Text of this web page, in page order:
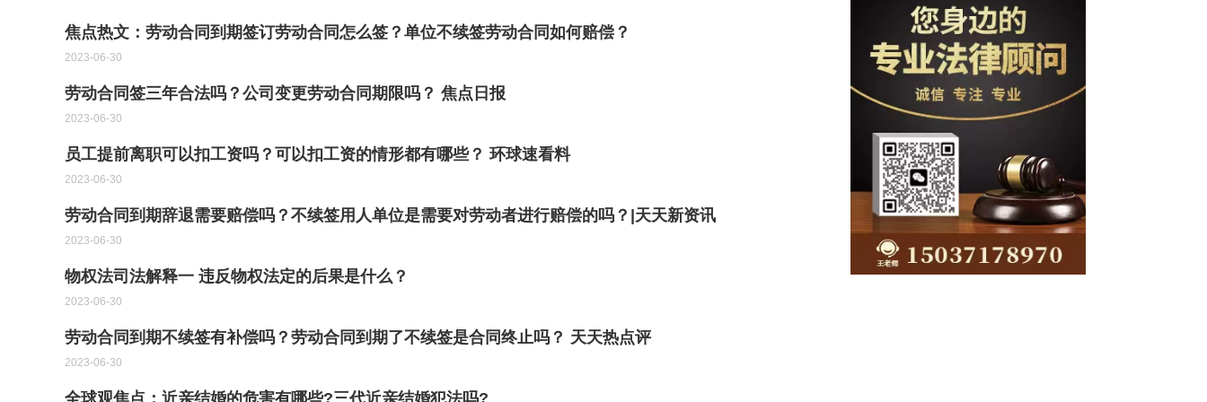
焦点热文：劳动合同到期签订劳动合同怎么签？单位不续签劳动合同如何赔偿？
2023-06-30
劳动合同签三年合法吗？公司变更劳动合同期限吗？ 焦点日报
2023-06-30
员工提前离职可以扣工资吗？可以扣工资的情形都有哪些？ 环球速看料
2023-06-30
劳动合同到期辞退需要赔偿吗？不续签用人单位是需要对劳动者进行赔偿的吗？|天天新资讯
2023-06-30
物权法司法解释一 违反物权法定的后果是什么？
2023-06-30
劳动合同到期不续签有补偿吗？劳动合同到期了不续签是合同终止吗？ 天天热点评
2023-06-30
全球观焦点：近亲结婚的危害有哪些?三代近亲结婚犯法吗?